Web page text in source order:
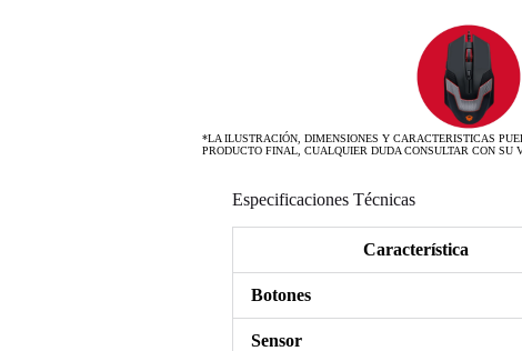
*LA ILUSTRACIÓN, DIMENSIONES Y CARACTERISTICAS
PRODUCTO FINAL, CUALQUIER DUDA CONSULTAR CON SU
Especificaciones Técnicas
Característica
Botones
Sensor